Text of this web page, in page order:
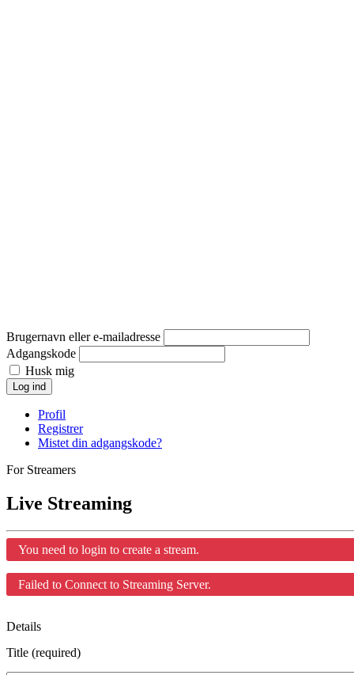
Brugernavn eller e-mailadresse
Adgangskode
Husk mig
Log ind
Profil
Registrer
Mistet din adgangskode?
For Streamers
Live Streaming
You need to login to create a stream.
Failed to Connect to Streaming Server.
Details
Title (required)